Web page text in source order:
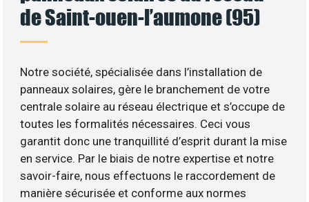
de Saint-ouen-l’aumone (95)
Notre société, spécialisée dans l’installation de
panneaux solaires, gère le branchement de votre
centrale solaire au réseau électrique et s’occupe de
toutes les formalités nécessaires. Ceci vous
garantit donc une tranquillité d’esprit durant la mise
en service. Par le biais de notre expertise et notre
savoir-faire, nous effectuons le raccordement de
manière sécurisée et conforme aux normes